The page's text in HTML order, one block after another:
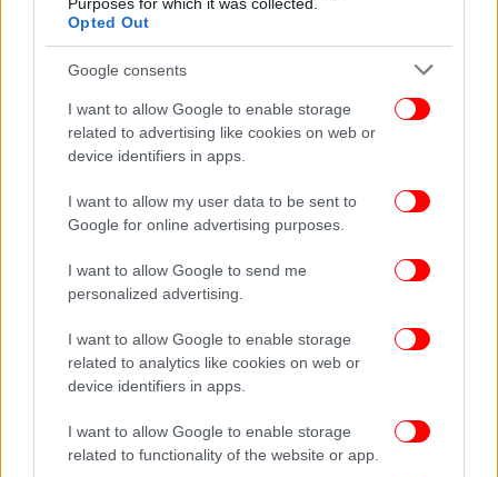
Opted Out
Google consents
I want to allow Google to enable storage
related to advertising like cookies on web or
device identifiers in apps.
I want to allow my user data to be sent to
Google for online advertising purposes.
I want to allow Google to send me
personalized advertising.
I want to allow Google to enable storage
related to analytics like cookies on web or
device identifiers in apps.
I want to allow Google to enable storage
related to functionality of the website or app.
ΕΞΥΠΝΑ ΠΟΥΛΙΆ
ΤΙΤΊΒΙΣΜΑ ΣΥΝΤΑΚΤΙΚΌ